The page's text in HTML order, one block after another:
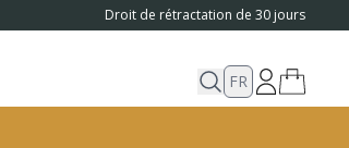
Droit de rétractation de 30 jours
FR